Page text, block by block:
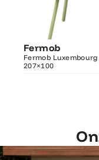
Fermob
Fermob Luxembourg
207×100